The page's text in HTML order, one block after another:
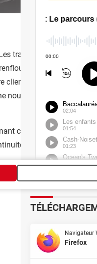
transferts internes,
votre compte
client de la banque.
De
nouvelle, ils sont tous
compte de cette
de vos transactions
Navigateur
Firefox